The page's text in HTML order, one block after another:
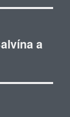
a